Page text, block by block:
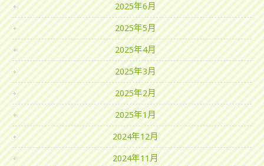
2025年6月
2025年5月
2025年4月
2025年3月
2025年2月
2025年1月
2024年12月
2024年11月